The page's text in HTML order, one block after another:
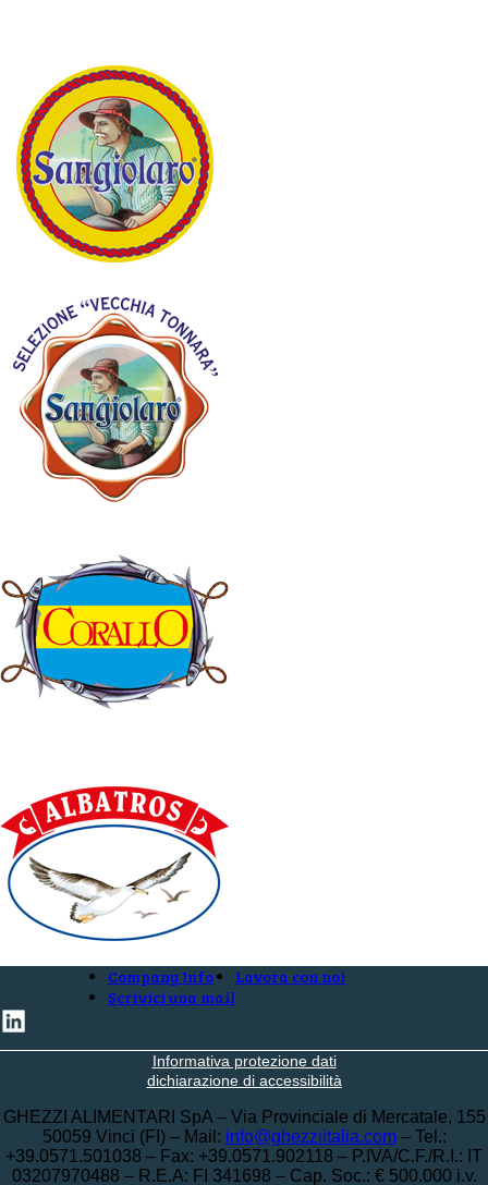
Company Info
Lavora con noi
Scrivici una mail
Informativa protezione dati
dichiarazione di accessibilità
GHEZZI ALIMENTARI SpA – Via Provinciale di Mercatale, 155
50059 Vinci (FI) – Mail: info@ghezziitalia.com– Tel.:
+39.0571.501038 – Fax: +39.0571.902118 – P.IVA/C.F./R.I.: IT
03207970488 – R.E.A: FI 341698 – Cap. Soc.: € 500.000 i.v.